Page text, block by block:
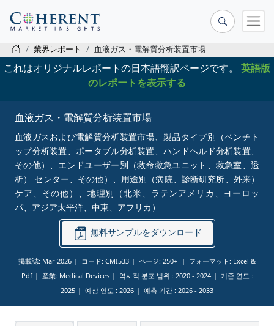
業界レポート 血液ガス・電解質分析装置市場
これはオリジナルレポートの日本語翻訳ページです。 英語版
のレポートを表示する
血液ガス・電解質分析装置市場
血液ガスおよび電解質分析装置市場、製品タイプ別（ベンチト
ップ分析装置、ポータブル分析装置、ハンドヘルド分析装置、
その他）、エンドユーザー別（救命救急ユニット、救急室、透
析） センター、その他）、用途別（病院、診断研究所、外来）
ケア、その他）、地理別（北米、ラテンアメリカ、ヨーロッ
パ、アジア太平洋、中東、アフリカ）
無料サンプルをダウンロード
掲載誌: Mar 2026 コード: CMI533 ページ: 250+
フォーマット: Excel &
Pdf
産業: Medical Devices 역사적 분포 범위 : 2020 - 2024
기준 연도 :
2025
예상 연도 : 2026 예측 기간 : 2026 - 2033